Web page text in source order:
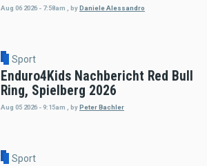
Aug 06 2026 - 7:58am , byDaniele Alessandro
Sport
Enduro4Kids Nachbericht Red Bull
Ring, Spielberg 2026
Aug 05 2026 - 9:15am byPeter Bachler
Sport